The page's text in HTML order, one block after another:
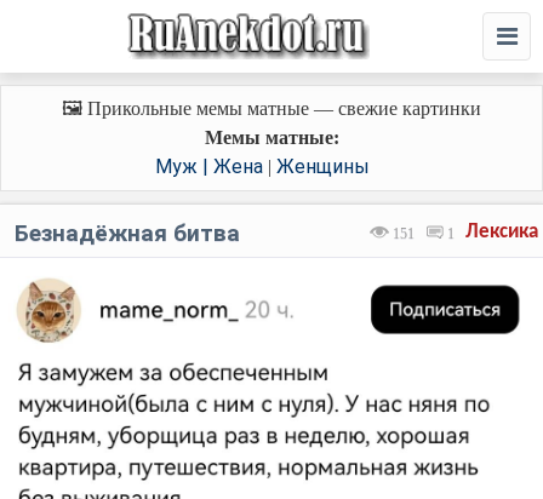
🖼️ Прикольные мемы матные — свежие картинки
Мемы матные:
Муж | Жена | Женщины
Лексика
151 1
Безнадёжная битва